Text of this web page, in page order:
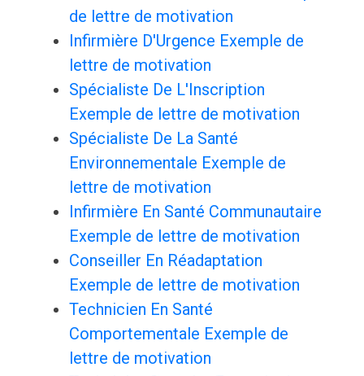
de lettre de motivation
Infirmière D'Urgence Exemple de
lettre de motivation
Spécialiste De L'Inscription
Exemple de lettre de motivation
Spécialiste De La Santé
Environnementale Exemple de
lettre de motivation
Infirmière En Santé Communautaire
Exemple de lettre de motivation
Conseiller En Réadaptation
Exemple de lettre de motivation
Technicien En Santé
Comportementale Exemple de
lettre de motivation